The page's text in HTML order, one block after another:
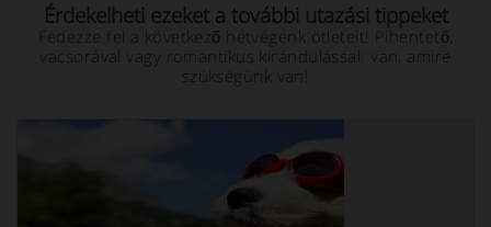
Érdekelheti ezeket a további utazási tippeket
Fedezze fel a következő hétvégénk ötleteit! Pihentető,
vacsorával vagy romantikus kirándulással: van, amire
szükségünk van!